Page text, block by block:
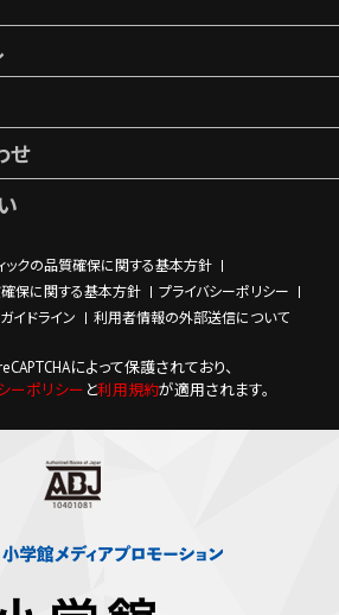
せ
ックの品質確保に関する基本方針
保に関する基本方針
プライバシーポリシー
イドライン
利用者情報の外部送信について
によって保護されており、
ーポリシー と利用規約が適用されます。